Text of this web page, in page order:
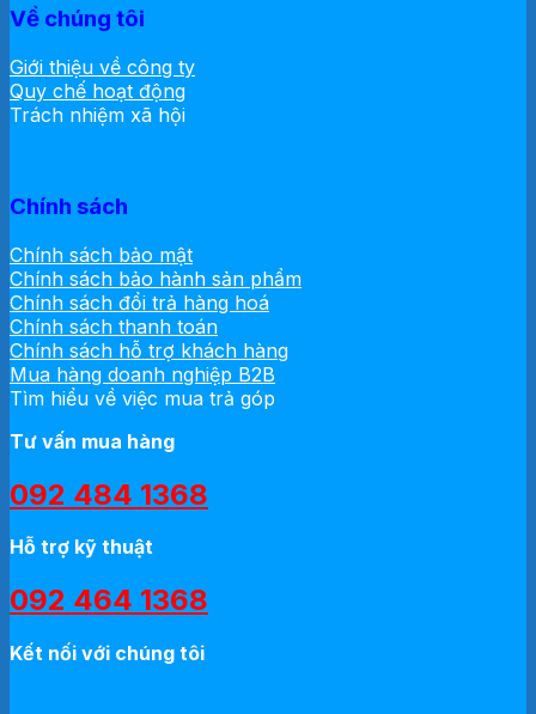
Về chúng tôi
Giới thiệu về công ty
Quy chế hoạt động
Trách nhiệm xã hội
Chính sách
Chính sách bảo mật
Chính sách bảo hành sản phẩm
Chính sách đổi trả hàng hoá
Chính sách thanh toán
Chính sách hỗ trợ khách hàng
Mua hàng doanh nghiệp B2B
Tìm hiểu về việc mua trả góp
Tư vấn mua hàng
092 484 1368
Hỗ trợ kỹ thuật
092 464 1368
Kết nối với chúng tôi